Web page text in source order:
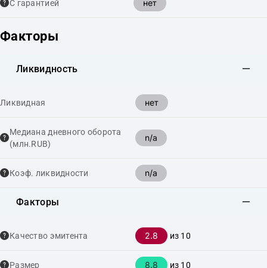
С гарантией нет
Факторы
Ликвидность
Ликвидная нет
Медиана дневного оборота
(млн.RUB)
n/a
Коэф. ликвидности n/a
Факторы
Качество эмитента 2.8 из 10
Размер 8.8 из 10